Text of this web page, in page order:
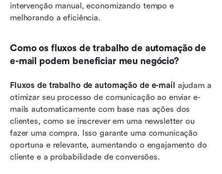
intervenção manual, economizando tempo e
melhorando a eficiência.
Como os fluxos de trabalho de automação de
e-mail podem beneficiar meu negócio?
Fluxos de trabalho de automação de e-mail ajudam a
otimizar seu processo de comunicação ao enviar e-
mails automaticamente com base nas ações dos
clientes, como se inscrever em uma newsletter ou
fazer uma compra. Isso garante uma comunicação
oportuna e relevante, aumentando o engajamento do
cliente e a probabilidade de conversões.